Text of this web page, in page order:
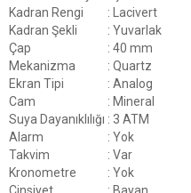
Kadran Rengi
: Lacivert
Kadran Şekli
: Yuvarlak
Çap
: 40 mm
Mekanizma
: Quartz
Ekran Tipi
: Analog
Cam
: Mineral
Suya Dayanıklılığı : 3 ATM
Alarm
: Yok
Takvim
: Var
Kronometre
: Yok
Cinsiyet
: Bayan